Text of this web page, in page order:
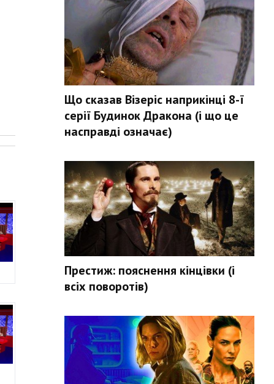
Що сказав Візеріс наприкінці 8-ї
серії Будинок Дракона (і що це
насправді означає)
Престиж: пояснення кінцівки (і
всіх поворотів)